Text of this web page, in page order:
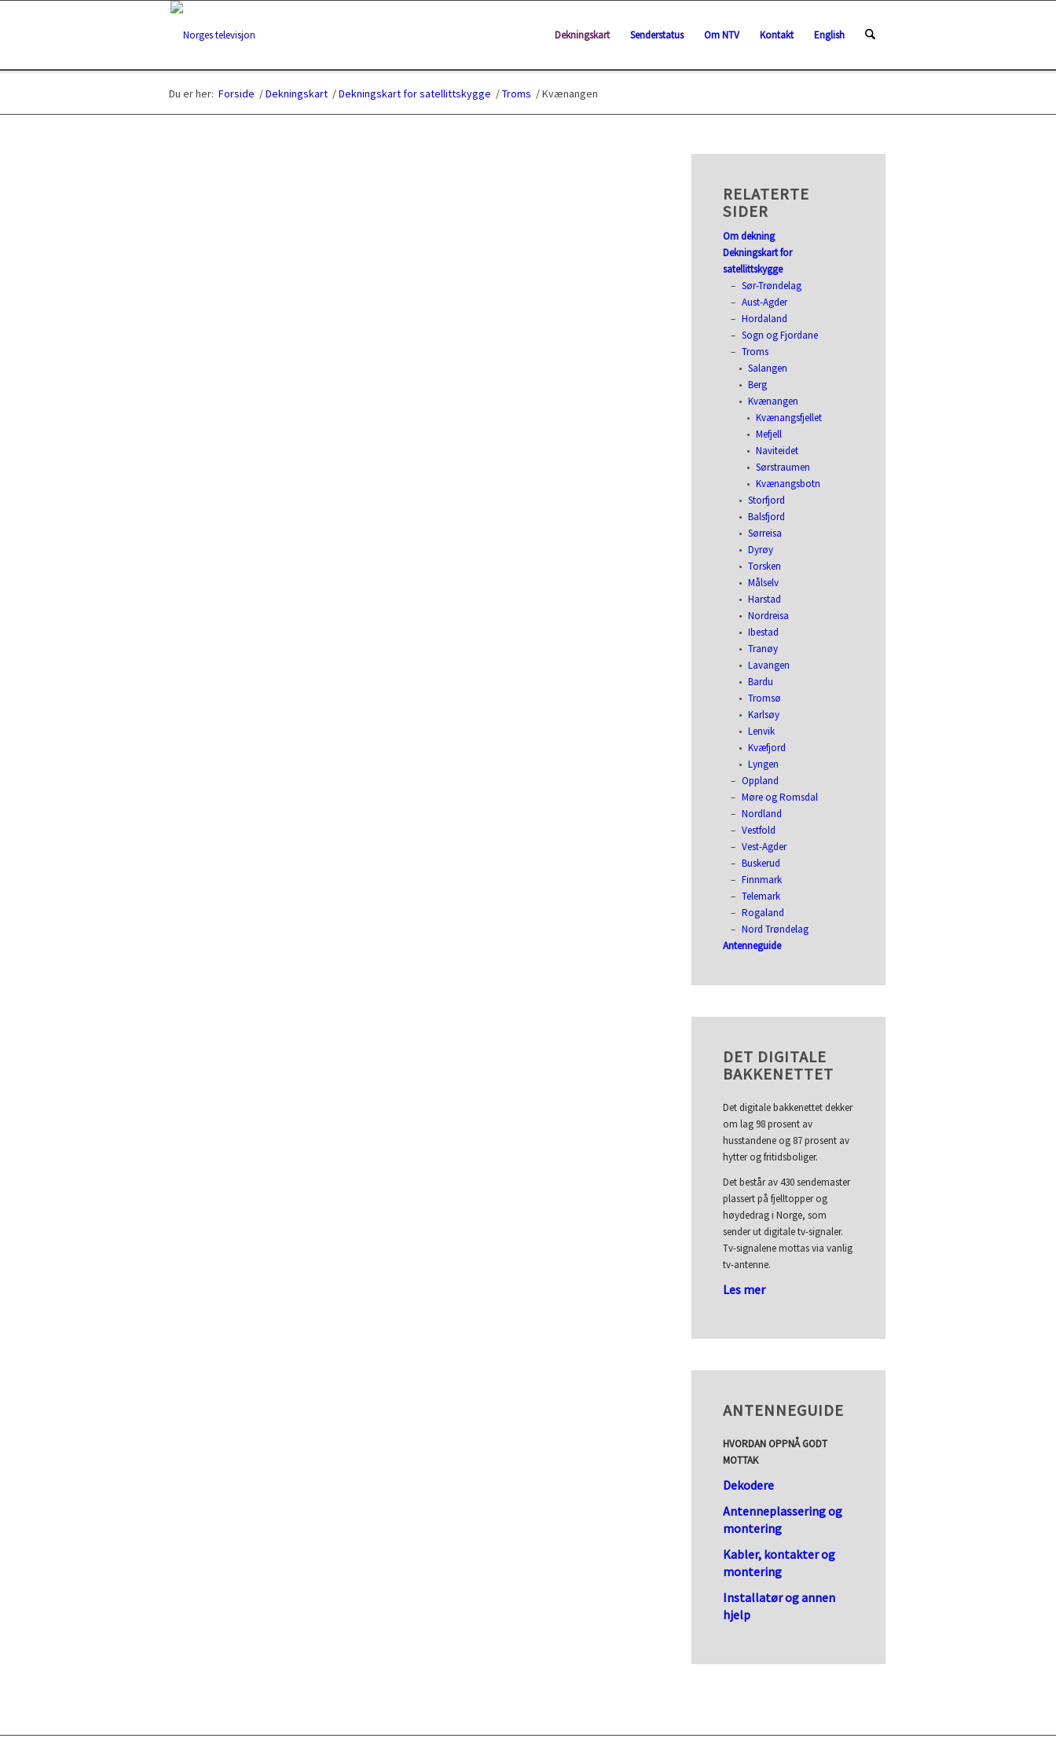
Dekningskart Senderstatus Om NTV Kontakt English
Du er her: Forside /Dekningskart /Dekningskart for satellittskygge /Troms /Kvænangen
RELATERTE
SIDER
Om dekning
Dekningskart for
satellittskygge
Sør-Trøndelag
Aust-Agder
Hordaland
Sogn og Fjordane
Troms
Salangen
Berg
Kvænangen
Kvænangsfjellet
Mefjell
Naviteidet
Sørstraumen
Kvænangsbotn
Storfjord
Balsfjord
Sørreisa
Dyrøy
Torsken
Målselv
Harstad
Nordreisa
Ibestad
Tranøy
Lavangen
Bardu
Tromsø
Karlsøy
Lenvik
Kvæfjord
Lyngen
Oppland
Møre og Romsdal
Nordland
Vestfold
Vest-Agder
Buskerud
Finnmark
Telemark
Rogaland
Nord Trøndelag
Antenneguide
DET DIGITALE
BAKKENETTET
Det digitale bakkenettet dekker
om lag 98 prosent av
husstandene og 87 prosent av
hytter og fritidsboliger.
Det består av 430 sendemaster
plassert på fjelltopper og
høydedrag i Norge, som
sender ut digitale tv-signaler.
Tv-signalene mottas via vanlig
tv-antenne.
Les mer
ANTENNEGUIDE
HVORDAN OPPNÅ GODT
MOTTAK
Dekodere
Antenneplassering og
montering
Kabler, kontakter og
montering
Installatør og annen
hjelp